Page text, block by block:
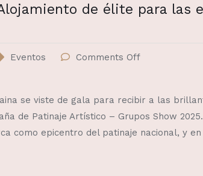
de élite para las
Eventos Comments Off
se viste de gala para recibir a las
de Patinaje Artístico – Grupos Show
como epicentro del patinaje nacional, y